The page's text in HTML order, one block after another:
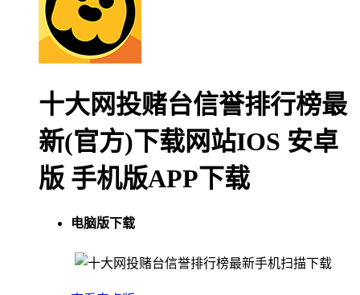
十大网投赌台信誉排行榜最
新(官方)下载网站IOS 安卓
版 手机版APP下载
电脑版下载
手机扫描下载